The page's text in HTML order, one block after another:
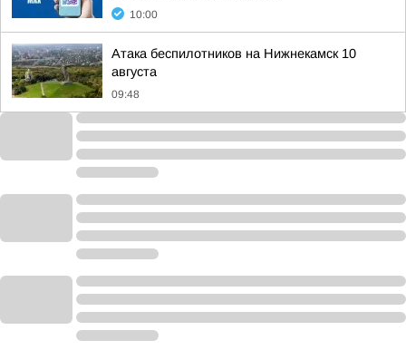
10:00
Атака беспилотников на Нижнекамск 10
августа
09:48